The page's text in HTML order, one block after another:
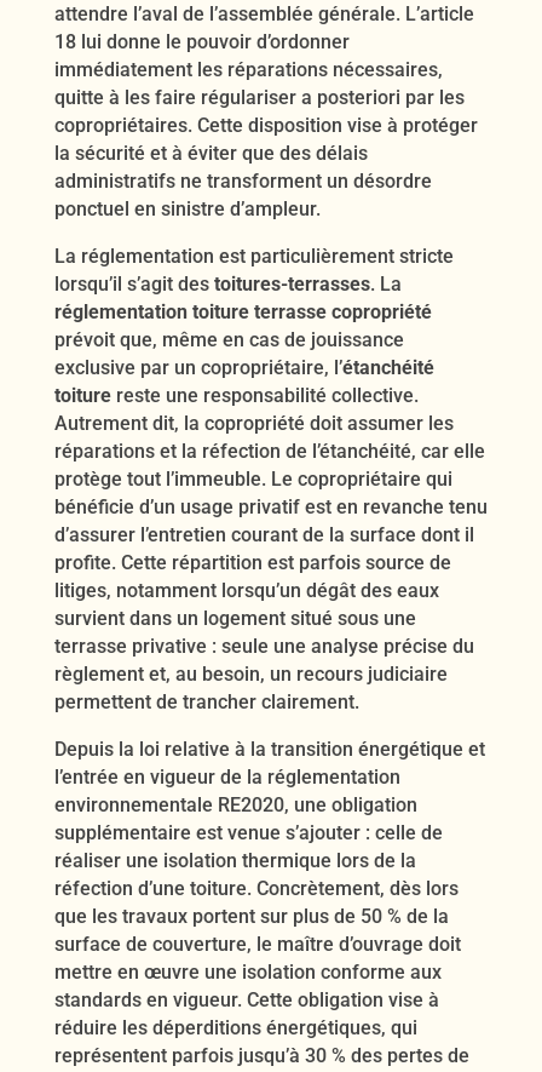
attendre l’aval de l’assemblée générale. L’article
18 lui donne le pouvoir d’ordonner
immédiatement les réparations nécessaires,
quitte à les faire régulariser a posteriori par les
copropriétaires. Cette disposition vise à protéger
la sécurité et à éviter que des délais
administratifs ne transforment un désordre
ponctuel en sinistre d’ampleur.
La réglementation est particulièrement stricte
lorsqu’il s’agit des toitures-terrasses. La
réglementation toiture terrasse copropriété
prévoit que, même en cas de jouissance
exclusive par un copropriétaire, l’étanchéité
toiturereste une responsabilité collective.
Autrement dit, la copropriété doit assumer les
réparations et la réfection de l’étanchéité, car elle
protège tout l’immeuble. Le copropriétaire qui
bénéficie d’un usage privatif est en revanche tenu
d’assurer l’entretien courant de la surface dont il
profite. Cette répartition est parfois source de
litiges, notamment lorsqu’un dégât des eaux
survient dans un logement situé sous une
terrasse privative : seule une analyse précise du
règlement et, au besoin, un recours judiciaire
permettent de trancher clairement.
Depuis la loi relative à la transition énergétique et
l’entrée en vigueur de la réglementation
environnementale RE2020, une obligation
supplémentaire est venue s’ajouter : celle de
réaliser une isolation thermique lors de la
réfection d’une toiture. Concrètement, dès lors
que les travaux portent sur plus de 50 % de la
surface de couverture, le maître d’ouvrage doit
mettre en œuvre une isolation conforme aux
standards en vigueur. Cette obligation vise à
réduire les déperditions énergétiques, qui
représentent parfois jusqu’à 30 % des pertes de